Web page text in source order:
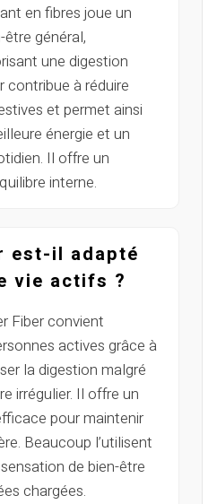
en fibres joue un
général,
une digestion
contribue à réduire
et permet ainsi
énergie et un
Il offre un
interne.
est-il adapté
vie actifs ?
Fiber convient
actives grâce à
la digestion malgré
irrégulier. Il offre un
pour maintenir
Beaucoup l’utilisent
de bien-être
chargées.